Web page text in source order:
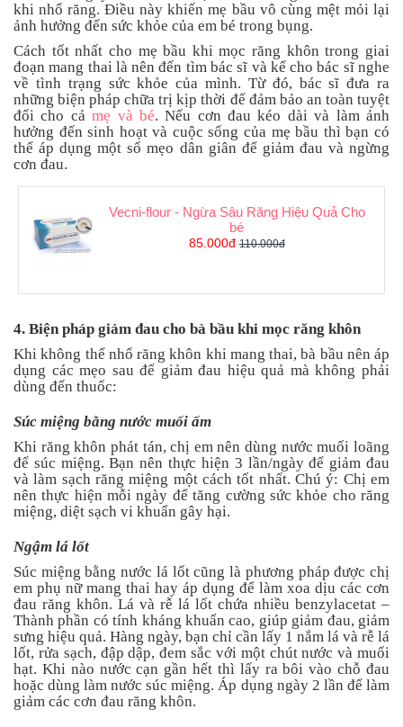
khi nhổ răng. Điều này khiến mẹ bầu vô cùng mệt mỏi lại
ảnh hưởng đến sức khỏe của em bé trong bụng.
Cách tốt nhất cho mẹ bầu khi mọc răng khôn trong giai
đoạn mang thai là nên đến tìm bác sĩ và kể cho bác sĩ nghe
về tình trạng sức khỏe của mình. Từ đó, bác sĩ đưa ra
những biện pháp chữa trị kịp thời để đảm bảo an toàn tuyệt
đối cho cảmẹ và bé. Nếu cơn đau kéo dài và làm ảnh
hưởng đến sinh hoạt và cuộc sống của mẹ bầu thì bạn có
thể áp dụng một số mẹo dân giân để giảm đau và ngừng
cơn đau.
Vecni-flour - Ngừa Sâu Răng Hiệu Quả Cho
bé
85.000đ110.000đ
4. Biện pháp giảm đau cho bà bầu khi mọc răng khôn
Khi không thể nhổ răng khôn khi mang thai, bà bầu nên áp
dụng các mẹo sau để giảm đau hiệu quả mà không phải
dùng đến thuốc:
Súc miệng bằng nước muối ấm
Khi răng khôn phát tán, chị em nên dùng nước muối loãng
để súc miệng. Bạn nên thực hiện 3 lần/ngày để giảm đau
và làm sạch răng miệng một cách tốt nhất. Chú ý: Chị em
nên thực hiện mỗi ngày để tăng cường sức khỏe cho răng
miệng, diệt sạch vi khuẩn gây hại.
Ngậm lá lốt
Súc miệng bằng nước lá lốt cũng là phương pháp được chị
em phụ nữ mang thai hay áp dụng để làm xoa dịu các cơn
đau răng khôn. Lá và rễ lá lốt chứa nhiều benzylacetat –
Thành phần có tính kháng khuẩn cao, giúp giảm đau, giảm
sưng hiệu quả. Hàng ngày, bạn chỉ cần lấy 1 nắm lá và rễ lá
lốt, rửa sạch, đập dập, đem sắc với một chút nước và muối
hạt. Khi nào nước cạn gần hết thì lấy ra bôi vào chỗ đau
hoặc dùng làm nước súc miệng. Áp dụng ngày 2 lần để làm
giảm các cơn đau răng khôn.